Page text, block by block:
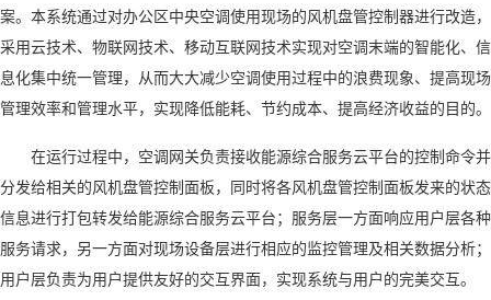
案。本系统通过对办公区中央空调使用现场的风机盘管控制器进行改造，
采用云技术、物联网技术、移动互联网技术实现对空调末端的智能化、信
息化集中统一管理，从而大大减少空调使用过程中的浪费现象、提高现场
管理效率和管理水平，实现降低能耗、节约成本、提高经济收益的目的。
在运行过程中，空调网关负责接收能源综合服务云平台的控制命令并
分发给相关的风机盘管控制面板，同时将各风机盘管控制面板发来的状态
信息进行打包转发给能源综合服务云平台；服务层一方面响应用户层各种
服务请求，另一方面对现场设备层进行相应的监控管理及相关数据分析；
用户层负责为用户提供友好的交互界面，实现系统与用户的完美交互。